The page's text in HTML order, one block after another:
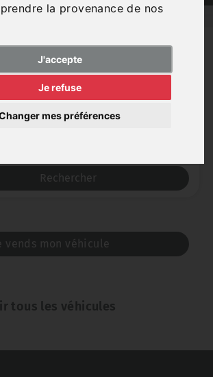
la provenance de nos
J'accepte
Je refuse
mes préférences
Rechercher
vends mon véhicule
tous les véhicules